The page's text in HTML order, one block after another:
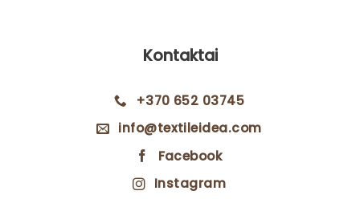
Kontaktai
+370 652 03745
info@textileidea.com
Facebook
Instagram